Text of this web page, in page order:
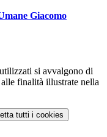
Giacomo
si avvalgono di
finalità illustrate nella
tutti i cookies